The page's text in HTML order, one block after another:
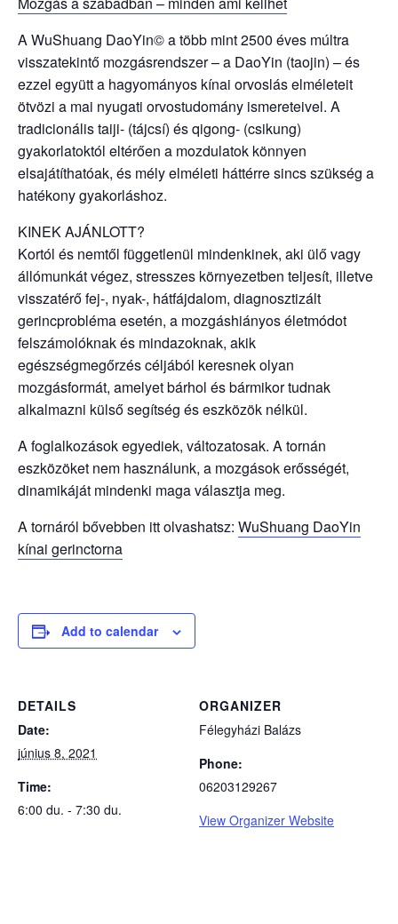
A WuShuang DaoYin© a több mint 2500 éves múltra
visszatekintő mozgásrendszer – a DaoYin (taojin) – és
ezzel együtt a hagyományos kínai orvoslás elméleteit
ötvözi a mai nyugati orvostudomány ismereteivel. A
tradicionális taiji- (tájcsí) és qigong- (csikung)
gyakorlatoktól eltérően a mozdulatok könnyen
elsajátíthatóak, és mély elméleti háttérre sincs szükség a
hatékony gyakorláshoz.
KINEK AJÁNLOTT?
Kortól és nemtől függetlenül mindenkinek, aki ülő vagy
állómunkát végez, stresszes környezetben teljesít, illetve
visszatérő fej-, nyak-, hátfájdalom, diagnosztizált
gerincprobléma esetén, a mozgáshiányos életmódot
felszámolóknak és mindazoknak, akik
egészségmegőrzés céljából keresnek olyan
mozgásformát, amelyet bárhol és bármikor tudnak
alkalmazni külső segítség és eszközök nélkül.
A foglalkozások egyediek, változatosak. A tornán
eszközöket nem használunk, a mozgások erősségét,
dinamikáját mindenki maga választja meg.
A tornáról bővebben itt olvashatsz: WuShuang DaoYin
kínai gerinctorna
Add to calendar
DETAILS
Date:
június 8, 2021
Time:
6:00 du. - 7:30 du.
ORGANIZER
Félegyházi Balázs
Phone:
06203129267
View Organizer Website